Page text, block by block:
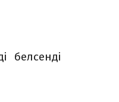
белсенді